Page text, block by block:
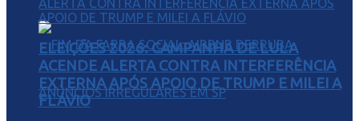
ELEIÇÕES 2026: CAMPANHA DE LULA
ACENDE ALERTA CONTRA INTERFERÊNCIA
EXTERNA APÓS APOIO DE TRUMP E MILEI A
FLÁVIO